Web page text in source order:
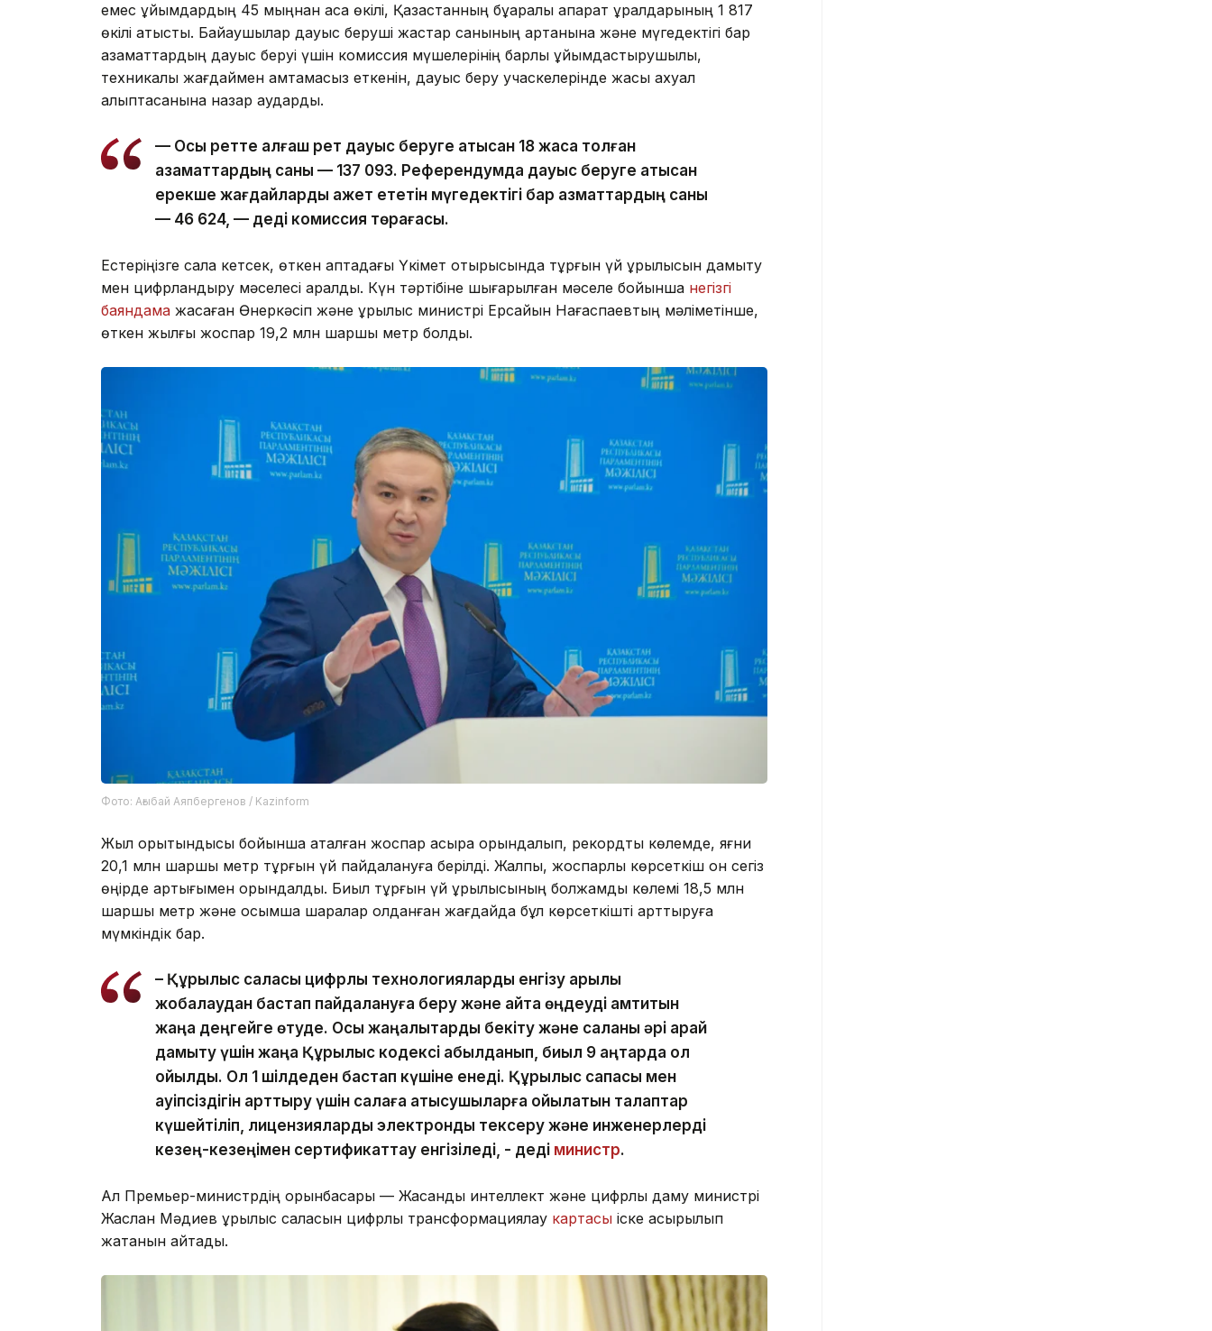
емес ұйымдардың 45 мыңнан аса өкілі, Қазақстанның бұқаралық ақпарат құралдарының 1 817
өкілі қатысты. Байқаушылар дауыс беруші жастар санының артқанына және мүгедектігі бар
азаматтардың дауыс беруі үшін комиссия мүшелерінің барлық ұйымдастырушылық,
техникалық жағдаймен қамтамасыз еткенін, дауыс беру учаскелерінде жақсы ахуал
қалыптасқанына назар аударды.
— Осы ретте алғаш рет дауыс беруге қатысқан 18 жасқа толған
азаматтардың саны — 137 093. Референдумда дауыс беруге қатысқан
ерекше жағдайларды қажет ететін мүгедектігі бар азматтардың саны
— 46 624, — деді комиссия төрағасы.
Естеріңізге сала кетсек, өткен аптадағы Үкімет отырысында тұрғын үй құрылысын дамыту
мен цифрландыру мәселесі қаралды. Күн тәртібіне шығарылған мәселе бойынша негізгі
баяндама жасаған Өнеркәсіп және құрылыс министрі Ерсайын Нағаспаевтың мәліметінше,
өткен жылғы жоспар 19,2 млн шаршы метр болды.
Фото: Ағыбай Аяпбергенов / Kazinform
Жыл қорытындысы бойынша аталған жоспар асыра орындалып, рекордтық көлемде, яғни
20,1 млн шаршы метр тұрғын үй пайдалануға берілді. Жалпы, жоспарлы көрсеткіш он сегіз
өңірде артығымен орындалды. Биыл тұрғын үй құрылысының болжамды көлемі 18,5 млн
шаршы метр және қосымша шаралар қолданған жағдайда бұл көрсеткішті арттыруға
мүмкіндік бар.
– Құрылыс саласы цифрлық технологияларды енгізу арқылы
жобалаудан бастап пайдалануға беру және қайта өңдеуді қамтитын
жаңа деңгейге өтуде. Осы жаңалықтарды бекіту және саланы әрі қарай
дамыту үшін жаңа Құрылыс кодексі қабылданып, биыл 9 қаңтарда қол
қойылды. Ол 1 шілдеден бастап күшіне енеді. Құрылыс сапасы мен
қауіпсіздігін арттыру үшін салаға қатысушыларға қойылатын талаптар
күшейтіліп, лицензияларды электронды тексеру және инженерлерді
кезең-кезеңімен сертификаттау енгізіледі, - деді министр.
Ал Премьер-министрдің орынбасары — Жасанды интеллект және цифрлық даму министрі
Жаслан Мәдиев құрылыс саласын цифрлық трансформациялау картасы іске асырылып
жатқанын айтады.